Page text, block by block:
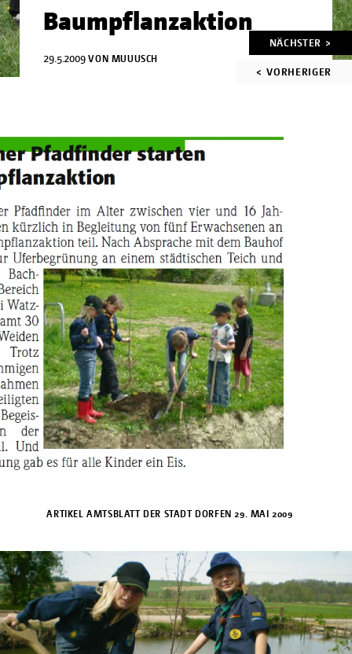
Artikelnavigation
NÄCHSTER >
< VORHERIGER
Baumpflanzaktion
29.5.2009 VON MUUUSCH
ARTIKEL AMTSBLATT DER STADT DORFEN 29. MAI 2009